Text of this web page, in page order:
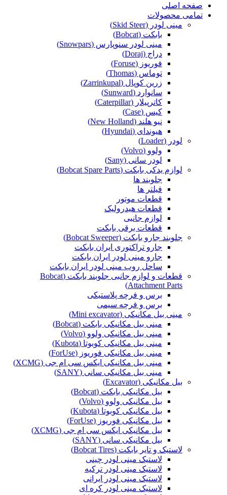
صفحه اصلی
تمامی محصولات
مینی لودر (Skid Steer)
بابکت (Bobcat)
مینی لودر سنوپارس (Snowpars)
دراج (Doraj)
فوریوز (Foruse)
توماس (Thomas)
زرین کوپال (Zarrinkupal)
سانوارد (Sunward)
کاترپیلار (Caterpillar)
کیس (Case)
نیو هلند (New Holland)
هیوندای (Hyundai)
لودر (Loader)
ولوو (Volvo)
لودر سانی (Sany)
لوازم یدکی بابکت (Bobcat Spare Parts)
جلوبند ها
فیلتر ها
قطعات موتور
قطعات هیدرولیک
لوازم جانبی
قطعات برقی بابکت
جلوبند جارو بابکت (Bobcat Sweeper)
جارو تراکتوری ایران بابکت
جارو مینی لودر ایران بابکت
ساحل روب مینی لودر ایران بابکت
قطعات و لوازم جانبی جلوبند بابکت (Bobcat
Attachment Parts)
برس و فرچه پلاستیکی
برس و فرچه سیمی
مینی بیل مکانیکی (Mini excavator)
مینی بیل مکانیکی بابکت (Bobcat)
مینی بیل مکانیکی ولوو (Volvo)
مینی بیل مکانیکی کوبوتا (Kubota)
مینی بیل مکانیکی فوریوز (ForUse)
مینی بیل مکانیکی ایکس سی ام جی (XCMG)
مینی بیل مکانیکی سانی (SANY)
بیل مکانیکی (Excavator)
بیل مکانیکی بابکت (Bobcat)
بیل مکانیکی ولوو (Volvo)
بیل مکانیکی کوبوتا (Kubota)
بیل مکانیکی فوریوز (ForUse)
بیل مکانیکی ایکس سی ام جی (XCMG)
بیل مکانیکی سانی (SANY)
لاستیک و تایر بابکت (Bobcat Tires)
لاستیک مینی لودر چینی
لاستیک مینی لودر ترکیه
لاستیک مینی لودر ایرانی
لاستیک مینی لودر کره ای